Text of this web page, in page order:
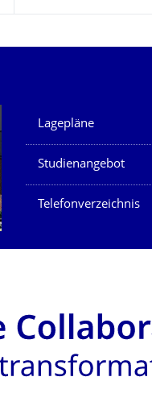
Unsere Dienste
Lagepläne
Studienangebot
Telefonverzeichnis